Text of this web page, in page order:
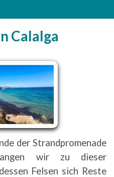
Calalga
der Strandpromenade
wir zu dieser
Felsen sich Reste